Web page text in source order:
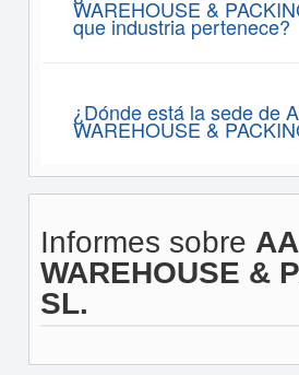
WAREHOUSE &
que industria pertenece?
¿Dónde está la sede de
WAREHOUSE &
Informes sobre AA
WAREHOUSE &
SL.